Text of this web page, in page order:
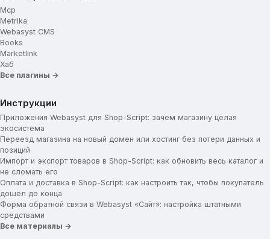
Mcp
Metrika
Webasyst CMS
Books
Marketlink
Хаб
Все плагины →
Инструкции
Приложения Webasyst для Shop-Script: зачем магазину целая
экосистема
Переезд магазина на новый домен или хостинг без потери данных и
позиций
Импорт и экспорт товаров в Shop-Script: как обновить весь каталог и
не сломать его
Оплата и доставка в Shop-Script: как настроить так, чтобы покупатель
дошёл до конца
Форма обратной связи в Webasyst «Сайт»: настройка штатными
средствами
Все материалы →